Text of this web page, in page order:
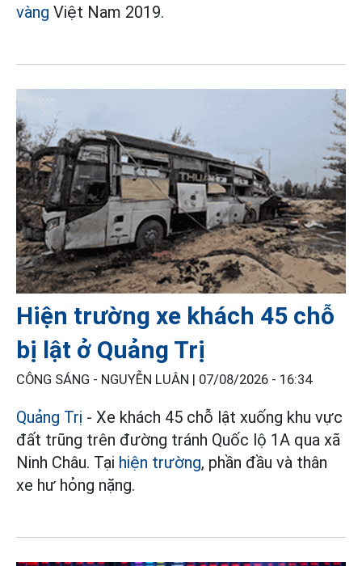
vàng Việt Nam 2019.
Hiện trường xe khách 45 chỗ
bị lật ở Quảng Trị
CÔNG SÁNG - NGUYỄN LUÂN | 07/08/2026 - 16:34
Quảng Trị - Xe khách 45 chỗ lật xuống khu vực
đất trũng trên đường tránh Quốc lộ 1A qua xã
Ninh Châu. Tại hiện trường, phần đầu và thân
xe hư hỏng nặng.